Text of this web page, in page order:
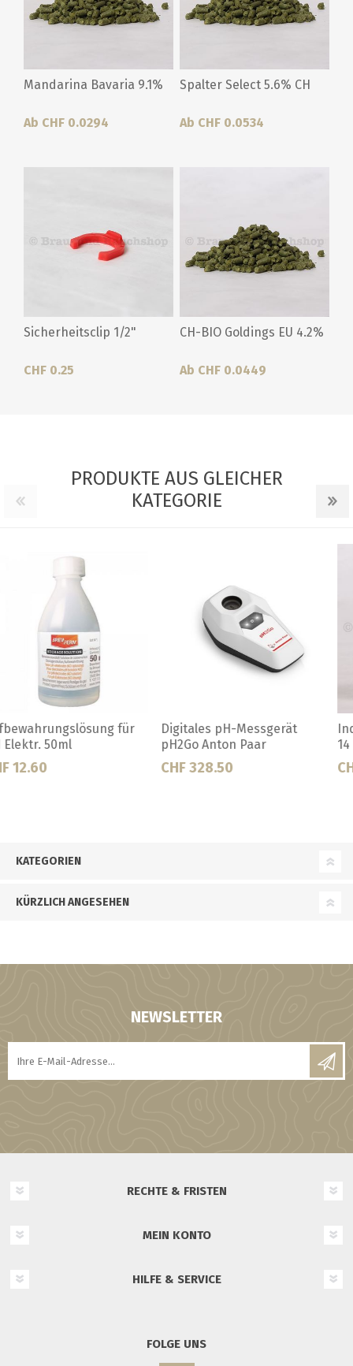
Mandarina Bavaria 9.1%
Ab CHF 0.0294
Spalter Select 5.6% CH
Ab CHF 0.0534
Sicherheitsclip 1/2"
CHF 0.25
CH-BIO Goldings EU 4.2%
Ab CHF 0.0449
PRODUKTE AUS GLEICHER
KATEGORIE
Indikatorpapier PH Wert 0-
14
CHF 19.90
Leitfähigkeitslösung 1413
µS/cm, 25 Beut
CHF 49.00
KATEGORIEN
KÜRZLICH ANGESEHEN
NEWSLETTER
RECHTE & FRISTEN
MEIN KONTO
HILFE & SERVICE
FOLGE UNS